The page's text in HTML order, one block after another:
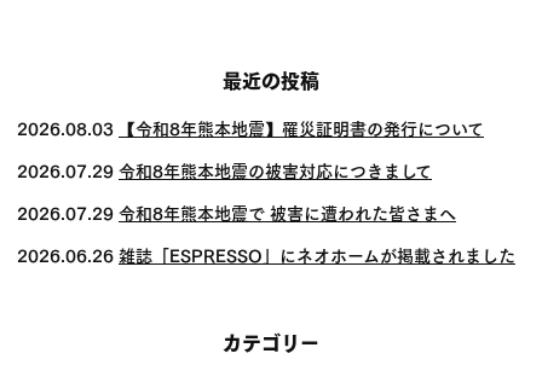
ゲー
ショ
ン
最近の投稿
2026.08.03 【令和8年熊本地震】罹災証明書の発行について
2026.07.29令和8年熊本地震の被害対応につきまして
2026.07.29令和8年熊本地震で 被害に遭われた皆さまへ
2026.06.26雑誌「ESPRESSO」にネオホームが掲載されました
カテゴリー